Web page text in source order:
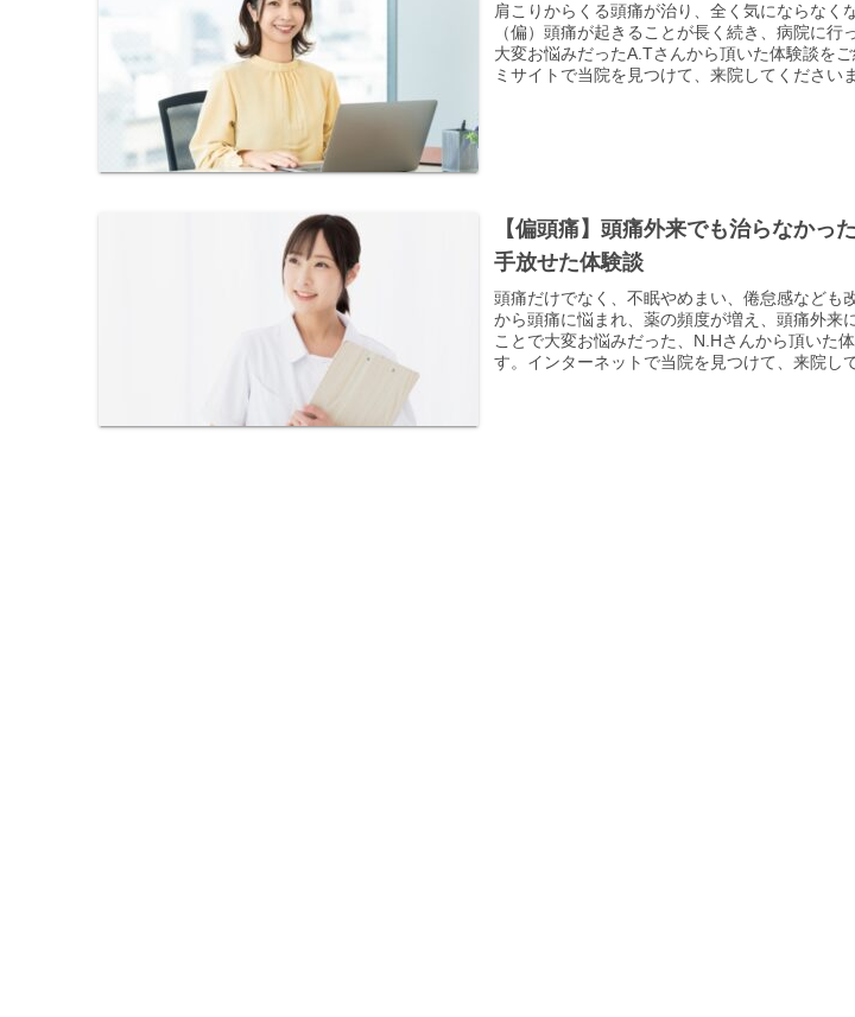
肩こりからくる頭痛が治り、全く気にならなく
（偏）頭痛が起きることが長く続き、病院に行
大変お悩みだったA.Tさんから頂いた体験談を
ミサイトで当院を見つけて、来院してくださいま
【偏頭痛】頭痛外来でも治らなかっ
手放せた体験談
頭痛だけでなく、不眠やめまい、倦怠感なども
から頭痛に悩まれ、薬の頻度が増え、頭痛外来
ことで大変お悩みだった、N.Hさんから頂いた
す。インターネットで当院を見つけて、来院し